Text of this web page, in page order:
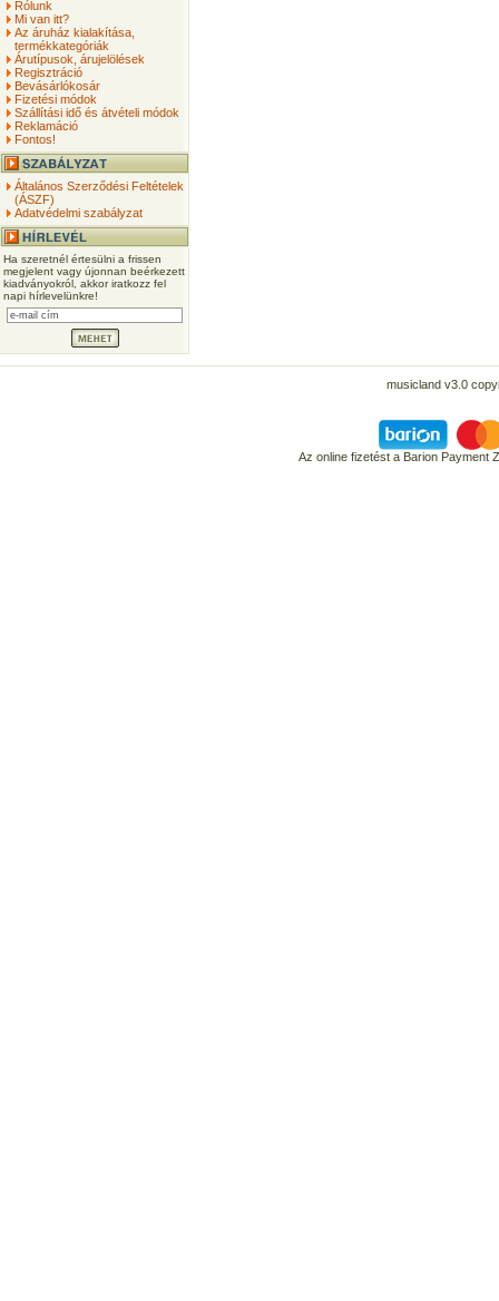
Rólunk
Mi van itt?
Az áruház kialakítása,
termékkategóriák
Árutípusok, árujelölések
Regisztráció
Bevásárlókosár
Fizetési módok
Szállítási idő és átvételi módok
Reklamáció
Fontos!
Általános Szerződési Feltételek
(ÁSZF)
Adatvédelmi szabályzat
Ha szeretnél értesülni a frissen
megjelent vagy újonnan beérkezett
kiadványokról, akkor iratkozz fel
napi hírlevelünkre!
musicland v3.0
Az online fizetést a Barion Payment